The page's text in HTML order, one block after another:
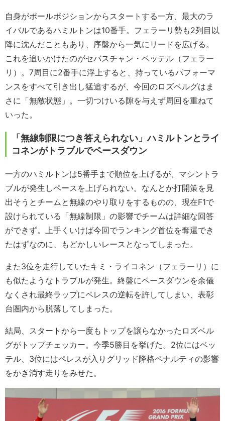
自身がポールポジションからスタートする一方、最大のラ
イバルであるハミルトンは10番手。フェラーリ勢も2列目以
降に沈んだこともあり、序盤から一気にリードを広げる。
これを追いかけたのがセバスチャン・ベッテル（フェラー
リ）。7周目に2番手に浮上すると、持っているパフォーマ
ンスをすべて引き出し猛追するが、今回のロズベルグはま
さに「無敵状態」。一切つけいる隙を与えず周回を重ねて
いった。
「無線制限につき答えられない」ハミルトンとライ
コネンがトラブルでペースダウン
一方のハミルトンは5番手まで順位を上げるが、マシントラ
ブルが発生しペースを上げられない。なんとか打開策を見
出そうとチームと無線のやり取りをするものの、現在F1で
設けられている「無線制限」の影響でチームは詳細な回答
ができず。上手くいけば今回でランキング首位を奪還でき
たはずなのに、もどかしいレースとなってしまった。
また3位を走行していたキミ・ライコネン（フェラーリ）に
も似たようなトラブルが発生。終盤にペースダウンを余儀
なくされ最終ラップにペレスの逆転を許してしまい、表彰
台圏内から脱落してしまった。
結局、スタートから一度もトップを譲らなかったロズベル
グがトップチェッカー。今季5勝目を挙げた。2位にはベッ
テル、3位にはペレスが入りグリッド降格ペナルティの影響
をかき消す走りをみせた。